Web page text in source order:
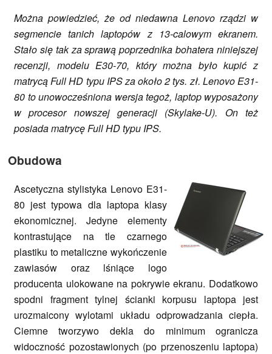
Można powiedzieć, że od niedawna Lenovo rządzi w
segmencie tanich laptopów z 13-calowym ekranem.
Stało się tak za sprawą poprzednika bohatera niniejszej
recenzji, modelu E30-70, który można było kupić z
matrycą Full HD typu IPS za około 2 tys. zł. Lenovo E31-
80 to unowocześniona wersja tegoż, laptop wyposażony
w procesor nowszej generacji (Skylake-U). On też
posiada matrycę Full HD typu IPS.
Obudowa
Ascetyczna stylistyka Lenovo E31-
80 jest typowa dla laptopa klasy
ekonomicznej. Jedyne elementy
kontrastujące na tle czarnego
plastiku to metaliczne wykończenie
zawiasów oraz lśniące logo
producenta ulokowane na pokrywie ekranu. Dodatkowo
spodni fragment tylnej ścianki korpusu laptopa jest
urozmaicony wylotami układu odprowadzania ciepła.
Ciemne tworzywo dekla do minimum ogranicza
widoczność pozostawionych (po przenoszeniu laptopa)